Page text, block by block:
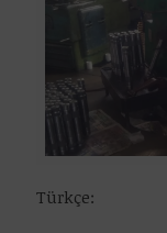
Türkçe: